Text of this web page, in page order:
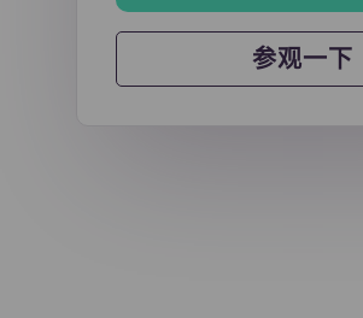
参观一下